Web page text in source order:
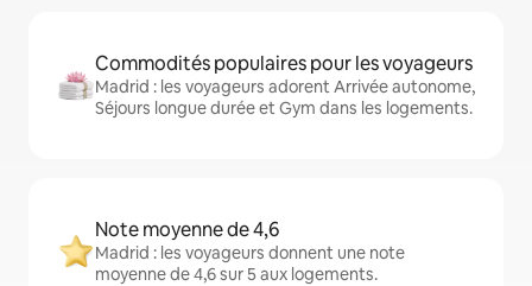
Commodités populaires pour les voyageurs
Madrid : les voyageurs adorent Arrivée autonome,
Séjours longue durée et Gym dans les logements.
Note moyenne de 4,6
Madrid : les voyageurs donnent une note
moyenne de 4,6 sur 5 aux logements.